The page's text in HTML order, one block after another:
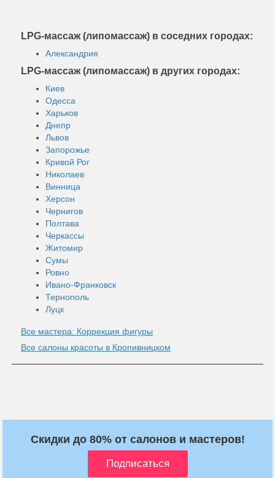
LPG-массаж (липомассаж) в соседних городах:
Александрия
LPG-массаж (липомассаж) в других городах:
Киев
Одесса
Харьков
Днепр
Львов
Запорожье
Кривой Рог
Николаев
Винница
Херсон
Чернигов
Полтава
Черкассы
Житомир
Сумы
Ровно
Ивано-Франковск
Тернополь
Луцк
Все мастера: Коррекция фигуры
Все салоны красоты в Кропивницком
Скидки до 80% от салонов и мастеров!